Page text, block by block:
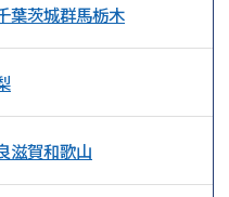
葉茨城群馬栃木
滋賀和歌山